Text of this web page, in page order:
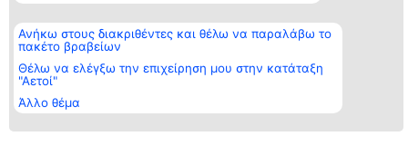
Ανήκω στους διακριθέντες και θέλω να παραλάβω το
πακέτο βραβείων
Θέλω να ελέγξω την επιχείρηση μου στην κατάταξη
"Αετοί"
Άλλο θέμα
email:
Όροι &
προϋποθέσεις
ΠΟΛΙΤΙΚΗ